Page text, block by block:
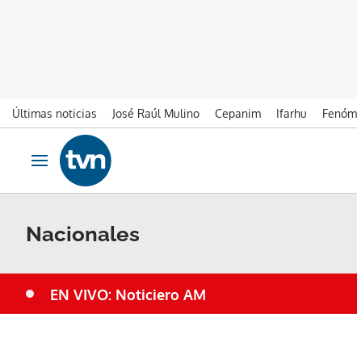
Últimas noticias José Raúl Mulino Cepanim Ifarhu
Ir al contenido
Obrir navegació
Nacionales
EN VIVO: Noticiero AM